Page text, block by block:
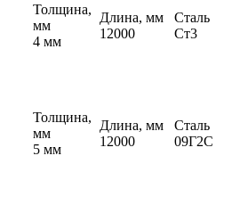
Толщина,
мм
4 мм
Длина, мм
12000
Сталь
Ст3
Толщина,
мм
5 мм
Длина, мм
12000
Сталь
09Г2С